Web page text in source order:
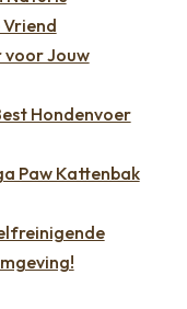
voor Jouw
Hondenvoer
Paw Kattenbak